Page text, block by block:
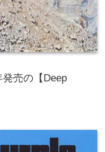
発売の【Deep